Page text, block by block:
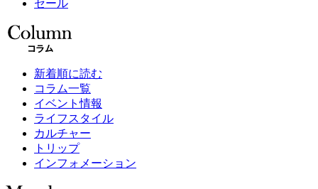
セール
新着順に読む
コラム一覧
イベント情報
ライフスタイル
カルチャー
トリップ
インフォメーション